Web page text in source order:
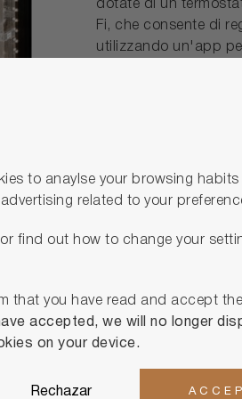
dotate di un
Fi, che consente di
utilizzando un'app
le varie attrezzature
di
to anaylse your browsing
related to your
find out how to change your
that you have read and accept the
accepted, we will no longer
on your device.
Rechazar